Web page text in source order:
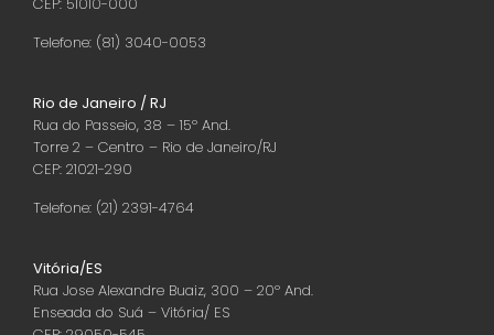
CEP: 51010-000
Telefone: (81) 3040-0053
Rio de Janeiro / RJ
Rua do Passeio, 38 – 15º And.
Torre 2 – Centro – Rio de Janeiro/RJ
CEP: 21021-290
Telefone: (21) 2391-4764
Vitória/ES
Rua Jose Alexandre Buaiz, 300 – 20º And.
Enseada do Suá – Vitória/ ES